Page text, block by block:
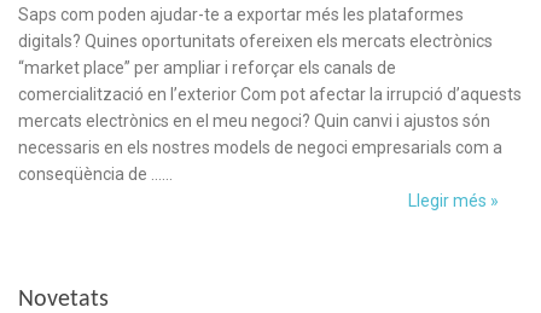
Saps com poden ajudar-te a exportar més les plataformes
digitals? Quines oportunitats ofereixen els mercats electrònics
“market place” per ampliar i reforçar els canals de
comercialització en l’exterior Com pot afectar la irrupció d’aquests
mercats electrònics en el meu negoci? Quin canvi i ajustos són
necessaris en els nostres models de negoci empresarials com a
conseqüència de ……
Llegir més »
Novetats